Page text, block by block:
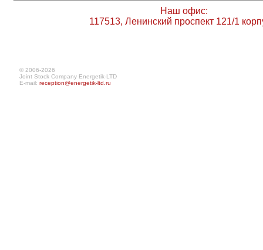
Наш офис:
117513, Ленинский проспект 121/1
© 2006-2026
Joint Stock Company Energetik-LTD
E-mail: reception@energetik-ltd.ru